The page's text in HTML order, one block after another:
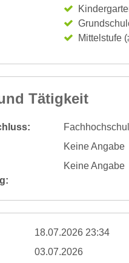
Mittelstufe
Tätigkeit
Keine Angabe
Keine Angabe
18.07.2026 23:34
03.07.2026